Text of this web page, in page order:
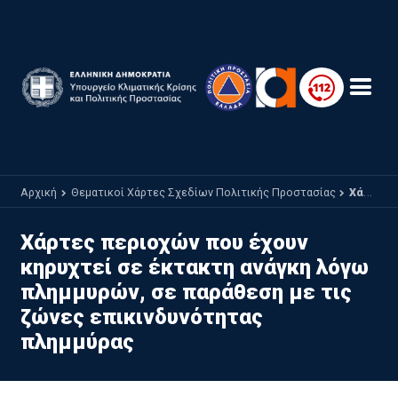
Αρχική Θεματικοί Χάρτες Σχεδίων Πολιτικής Προστασίας Χάρτες περιοχών που έχουν κηρυχτεί σε έκτακτη ανάγκη λόγω πλημμυρών, σε παράθεση με τις ζώνες επικινδυνότητας πλημμύρας
Χάρτες περιοχών που έχουν
κηρυχτεί σε έκτακτη ανάγκη λόγω
πλημμυρών, σε παράθεση με τις
ζώνες επικινδυνότητας
πλημμύρας